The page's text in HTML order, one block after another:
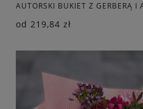
AUTORSKI BUKIET Z GERBERĄ I
od 219,84 zł